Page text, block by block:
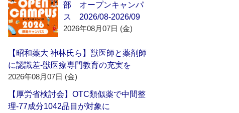
部 オープンキャンパ
ス 2026/08-2026/09
2026年08月07日 (金)
【昭和薬大 神林氏ら】獣医師と薬剤師
に認識差‐獣医療専門教育の充実を
2026年08月07日 (金)
【厚労省検討会】OTC類似薬で中間整
理‐77成分1042品目が対象に